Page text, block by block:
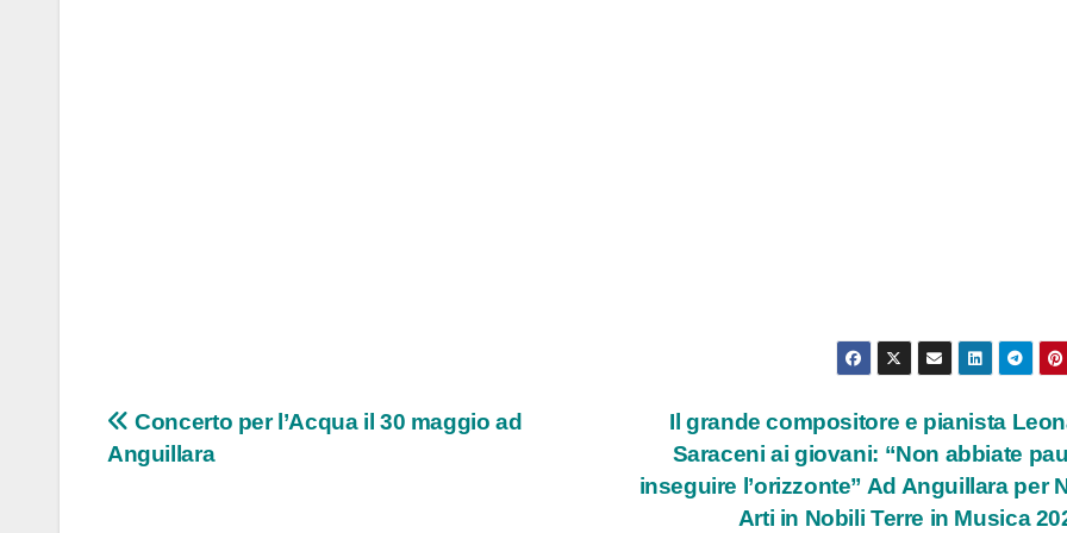
Navigazione
articoli
Il grande compositore e pianista
Saraceni ai giovani: “Non abbiate
inseguire l’orizzonte” Ad Anguillara per
Arti in Nobili Terre in Musica
Concerto per l’Acqua il 30 maggio ad
Anguillara